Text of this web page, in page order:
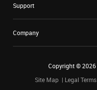
Support
Company
Copyright ©2026
Site Map
Legal Terms